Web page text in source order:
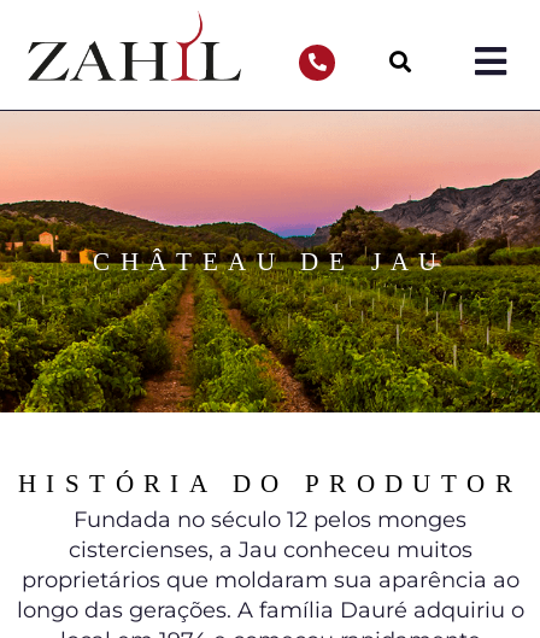
CHÂTEAU DE JAU
HISTÓRIA DO PRODUTOR
Fundada no século 12 pelos monges
cistercienses, a Jau conheceu muitos
proprietários que moldaram sua aparência ao
longo das gerações. A família Dauré adquiriu o